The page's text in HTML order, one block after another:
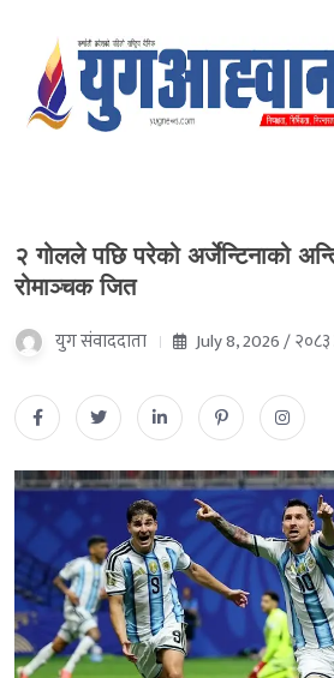
२ गोलले पछि परेको अर्जेन्टिनाको
रोमाञ्चक जित
युग संवाददाता July 8, 2026 /